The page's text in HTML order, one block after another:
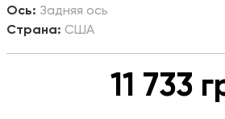
Ось: Задняя ось
Страна: США
11 733